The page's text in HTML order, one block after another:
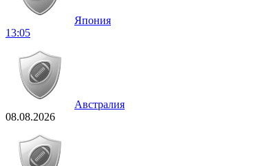
Япония
13:05
Австралия
08.08.2026